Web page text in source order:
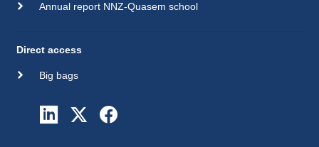
Annual report NNZ-Quasem school
Direct access
Big bags